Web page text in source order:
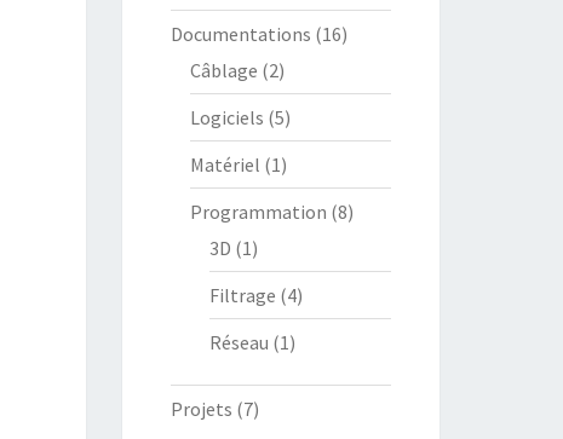
Documentations (16)
Câblage (2)
Logiciels (5)
Matériel (1)
Programmation (8)
3D (1)
Filtrage (4)
Réseau (1)
Projets (7)